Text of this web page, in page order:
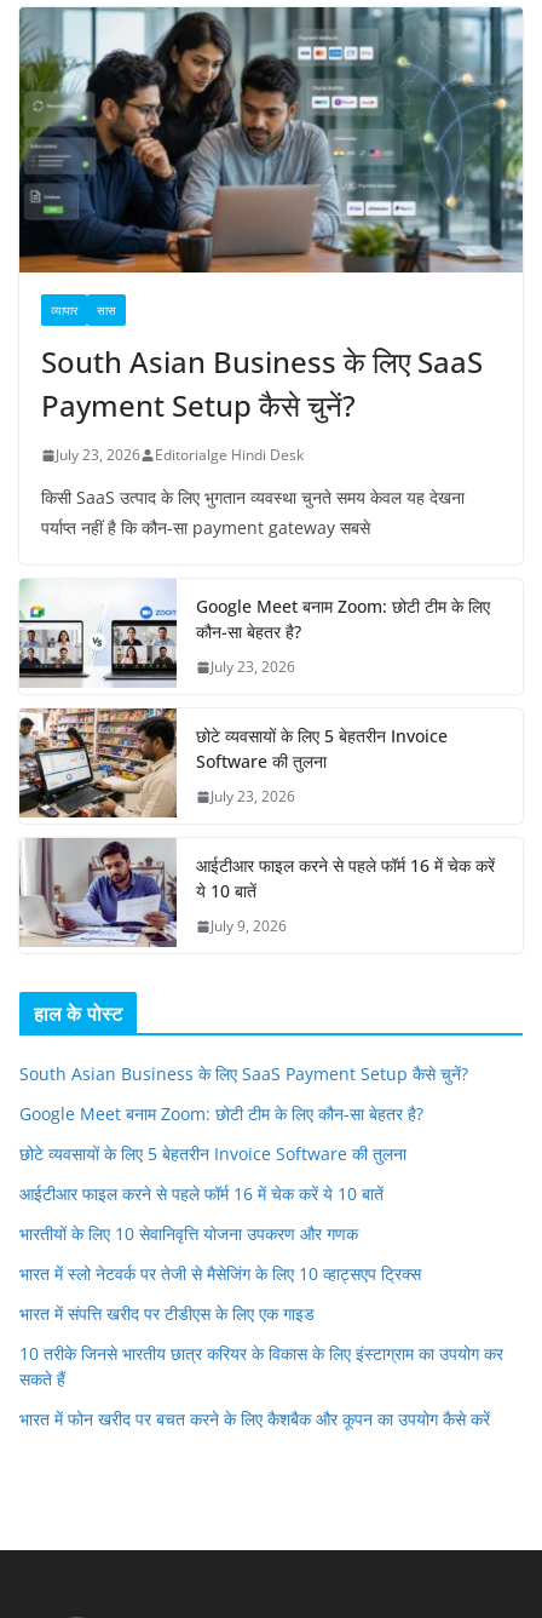
व्यापार सास
South Asian Business के लिए SaaS
Payment Setup कैसे चुनें?
July 23, 2026 Editorialge Hindi Desk
किसी SaaS उत्पाद के लिए भुगतान व्यवस्था चुनते समय केवल यह देखना
पर्याप्त नहीं है कि कौन-सा payment gateway सबसे
Google Meet बनाम Zoom: छोटी टीम के लिए
कौन-सा बेहतर है?
July 23, 2026
छोटे व्यवसायों के लिए 5 बेहतरीन Invoice
Software की तुलना
July 23, 2026
आईटीआर फाइल करने से पहले फॉर्म 16 में चेक करें
ये 10 बातें
July 9, 2026
हाल के पोस्ट
South Asian Business के लिए SaaS Payment Setup कैसे चुनें?
Google Meet बनाम Zoom: छोटी टीम के लिए कौन-सा बेहतर है?
छोटे व्यवसायों के लिए 5 बेहतरीन Invoice Software की तुलना
आईटीआर फाइल करने से पहले फॉर्म 16 में चेक करें ये 10 बातें
भारतीयों के लिए 10 सेवानिवृत्ति योजना उपकरण और गणक
भारत में स्लो नेटवर्क पर तेजी से मैसेजिंग के लिए 10 व्हाट्सएप ट्रिक्स
भारत में संपत्ति खरीद पर टीडीएस के लिए एक गाइड
10 तरीके जिनसे भारतीय छात्र करियर के विकास के लिए इंस्टाग्राम का उपयोग कर
सकते हैं
भारत में फोन खरीद पर बचत करने के लिए कैशबैक और कूपन का उपयोग कैसे करें